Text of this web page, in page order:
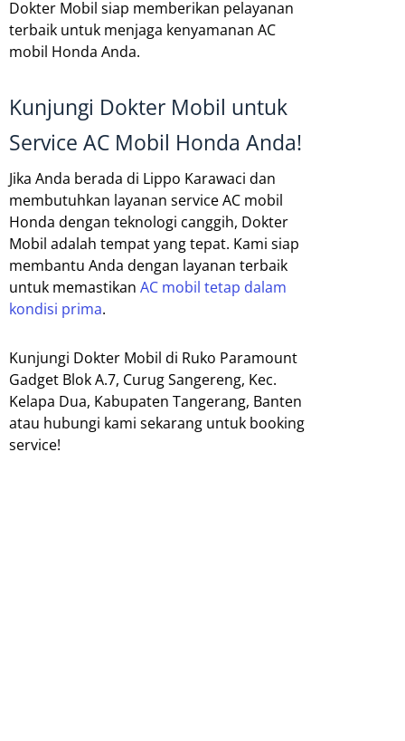
Dokter Mobil siap memberikan pelayanan
terbaik untuk menjaga kenyamanan AC
mobil Honda Anda.
Kunjungi Dokter Mobil untuk
Service AC Mobil Honda Anda!
Jika Anda berada di Lippo Karawaci dan
membutuhkan layanan service AC mobil
Honda dengan teknologi canggih, Dokter
Mobil adalah tempat yang tepat. Kami siap
membantu Anda dengan layanan terbaik
untuk memastikan AC mobil tetap dalam
kondisi prima.
Kunjungi Dokter Mobil di Ruko Paramount
Gadget Blok A.7, Curug Sangereng, Kec.
Kelapa Dua, Kabupaten Tangerang, Banten
atau hubungi kami sekarang untuk booking
service!